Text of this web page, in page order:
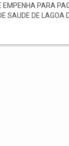
EMPENHA PARA
SAUDE DE LAGOA